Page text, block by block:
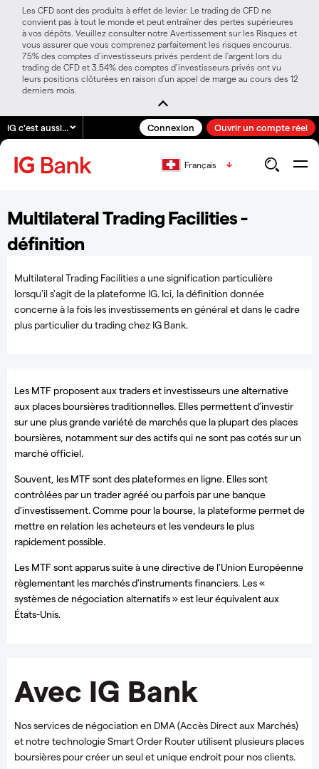
Les CFD sont des produits à effet de levier. Le trading de CFD ne
convient pas à tout le monde et peut entraîner des pertes supérieures
à vos dépôts. Veuillez consulter notre Avertissement sur les Risques et
vous assurer que vous comprenez parfaitement les risques encourus.
75% des comptes d’investisseurs privés perdent de l’argent lors du
trading de CFD et 3.54% des comptes d’investisseurs privés ont vu
leurs positions clôturées en raison d’un appel de marge au cours des 12
derniers mois.
IG c'est aussi… Connexion Ouvrir un compte réel
Français
Multilateral Trading Facilities -
définition
Multilateral Trading Facilities a une signification particulière
lorsqu'il s'agit de la plateforme IG. Ici, la définition donnée
concerne à la fois les investissements en général et dans le cadre
plus particulier du trading chez IG Bank.
Les MTF proposent aux traders et investisseurs une alternative
aux places boursières traditionnelles. Elles permettent d’investir
sur une plus grande variété de marchés que la plupart des places
boursières, notamment sur des actifs qui ne sont pas cotés sur un
marché officiel.
Souvent, les MTF sont des plateformes en ligne. Elles sont
contrôlées par un trader agréé ou parfois par une banque
d’investissement. Comme pour la bourse, la plateforme permet de
mettre en relation les acheteurs et les vendeurs le plus
rapidement possible.
Les MTF sont apparus suite à une directive de l’Union Européenne
règlementant les marchés d'instruments financiers. Les «
systèmes de négociation alternatifs » est leur équivalent aux
États-Unis.
Avec IG Bank
Nos services de négociation en DMA (Accès Direct aux Marchés)
et notre technologie Smart Order Router utilisent plusieurs places
boursières pour créer un seul et unique endroit pour nos clients.